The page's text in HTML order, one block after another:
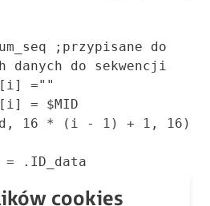
danych do sekwencji
16 * (i - 1) + 1, 16)